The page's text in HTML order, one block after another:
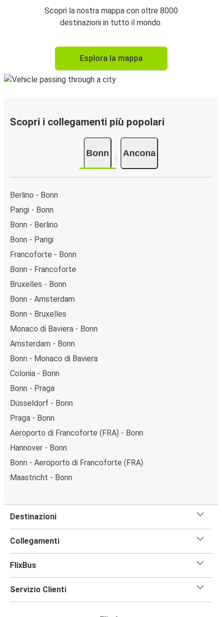
Scopri la nostra mappa con oltre 8000
destinazioni in tutto il mondo.
Esplora la mappa
Scopri i collegamenti più popolari
Bonn Ancona
Berlino - Bonn
Parigi - Bonn
Bonn - Berlino
Bonn - Parigi
Francoforte - Bonn
Bonn - Francoforte
Bruxelles - Bonn
Bonn - Amsterdam
Bonn - Bruxelles
Monaco di Baviera - Bonn
Amsterdam - Bonn
Bonn - Monaco di Baviera
Colonia - Bonn
Bonn - Praga
Düsseldorf - Bonn
Praga - Bonn
Aeroporto di Francoforte (FRA) - Bonn
Hannover - Bonn
Bonn - Aeroporto di Francoforte (FRA)
Maastricht - Bonn
Destinazioni
Collegamenti
FlixBus
Servizio Clienti